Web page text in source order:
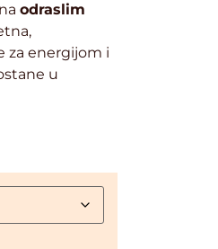
odraslim
za energijom i
u